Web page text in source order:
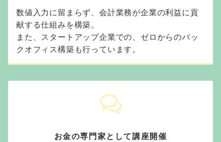
数値入力に留まらず、会計業務が企業の利益に貢
献する仕組みを構築。
また、スタートアップ企業での、ゼロからのバッ
クオフィス構築も行っています。
お金の専門家として講座開催